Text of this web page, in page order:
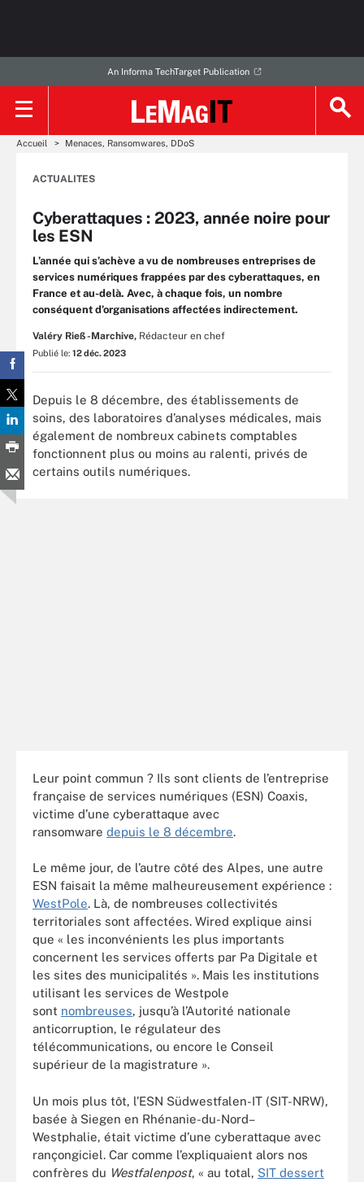
An Informa TechTarget Publication
Accueil Menaces, Ransomwares, DDoS
ACTUALITES
Cyberattaques : 2023, année noire pour
les ESN
L’année qui s’achève a vu de nombreuses entreprises de
services numériques frappées par des cyberattaques, en
France et au-delà. Avec, à chaque fois, un nombre
conséquent d’organisations affectées indirectement.
Valéry Rieß-Marchive, Rédacteur en chef
Publié le: 12 déc. 2023
Depuis le 8 décembre, des établissements de
soins, des laboratoires d’analyses médicales, mais
également de nombreux cabinets comptables
fonctionnent plus ou moins au ralenti, privés de
certains outils numériques.
Leur point commun ? Ils sont clients de l’entreprise
française de services numériques (ESN) Coaxis,
victime d’une cyberattaque avec
ransomware depuis le 8 décembre.
Le même jour, de l’autre côté des Alpes, une autre
ESN faisait la même malheureusement expérience :
WestPole. Là, de nombreuses collectivités
territoriales sont affectées. Wired explique ainsi
que « les inconvénients les plus importants
concernent les services offerts par Pa Digitale et
les sites des municipalités ». Mais les institutions
utilisant les services de Westpole
sont nombreuses, jusqu’à l’Autorité nationale
anticorruption, le régulateur des
télécommunications, ou encore le Conseil
supérieur de la magistrature ».
Un mois plus tôt, l’ESN Südwestfalen-IT (SIT-NRW),
basée à Siegen en Rhénanie-du-Nord–
Westphalie, était victime d’une cyberattaque avec
rançongiciel. Car comme l’expliquaient alors nos
confrères du Westfalenpost, « au total, SIT dessert